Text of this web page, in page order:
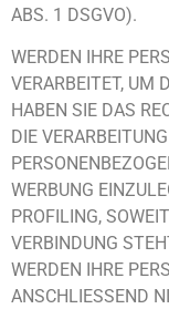
ABS. 1 DSGVO).
WERDEN IHRE
VERARBEITET, UM
HABEN SIE DAS
DIE
WERBUNG
PROFILING,
VERBINDUNG
WERDEN IHRE
ANSCHLIESSEND